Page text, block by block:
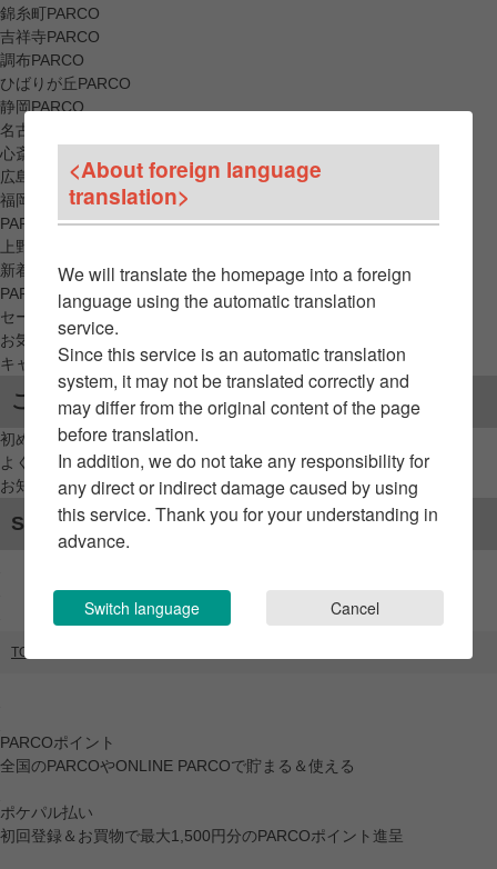
錦糸町PARCO
吉祥寺PARCO
調布PARCO
ひばりが丘PARCO
静岡PARCO
名古屋PARCO
心斎橋PARCO
広島PARCO
福岡PARCO
PARCO_ya
上野
新着アイテムから探す
PARCO限定アイテムから探す
セールアイテムから探す
お気に入りから探す
キャンペーン/クーポン対象から探す
ご利用案内
初めてのお客様へ
よくあるご質問 / お問い合わせ
お知らせ
SNSアカウント
TOP
PARCOポイント
全国のPARCOやONLINE PARCOで貯まる＆使える
ポケパル払い
初回登録＆お買物で最大1,500円分のPARCOポイント進呈
<About foreign language
translation>
We will translate the homepage into a foreign
language using the automatic translation
service.
Since this service is an automatic translation
system, it may not be translated correctly and
may differ from the original content of the page
before translation.
In addition, we do not take any responsibility for
any direct or indirect damage caused by using
this service. Thank you for your understanding in
advance.
Switch language Cancel